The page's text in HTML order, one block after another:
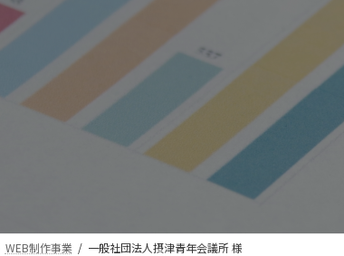
WEB制作事業 一般社団法人摂津青年会議所 様